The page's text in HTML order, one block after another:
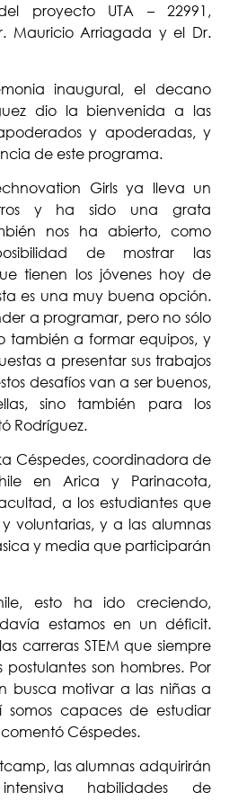
proyecto UTA – 22991,
Mauricio Arriagada y el Dr.
inaugural, el decano
dio la bienvenida a las
y apoderadas, y
de este programa.
Girls ya lleva un
y ha sido una grata
nos ha abierto, como
de mostrar las
tienen los jóvenes hoy de
es una muy buena opción.
a programar, pero no sólo
también a formar equipos, y
a presentar sus trabajos
desafíos van a ser buenos,
sino también para los
Rodríguez.
Céspedes, coordinadora de
en Arica y Parinacota,
a los estudiantes que
voluntarias, y a las alumnas
y media que participarán
esto ha ido creciendo,
estamos en un déficit.
carreras STEM que siempre
son hombres. Por
busca motivar a las niñas a
somos capaces de estudiar
Céspedes.
las alumnas adquirirán
habilidades de